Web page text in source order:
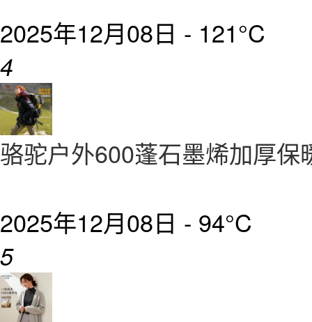
2025年12月08日 - 121°C
4
骆驼户外600蓬石墨烯加厚保
2025年12月08日 - 94°C
5